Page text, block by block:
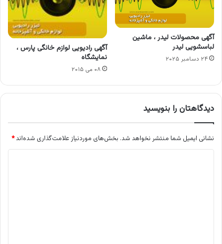
آگهی محصولات لیدر ، ماشین
لباسشویی لیدر
۲۴ دسامبر ۲۰۲۵
آگهی رادیویی لوازم خانگی پارس ،
نمایشگاه
۰۸ می ۲۰۱۵
دیدگاهتان را بنویسید
نشانی ایمیل شما منتشر نخواهد شد. بخش‌های موردنیاز علامت‌گذاری شده‌اند*